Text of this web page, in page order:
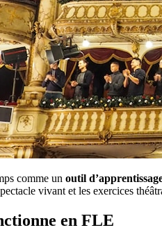
comme un outil
vivant et les exercices
en FLE